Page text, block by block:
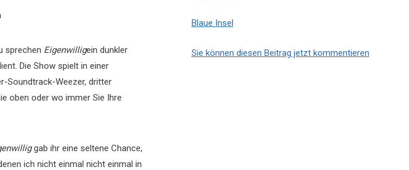
sprechen Eigenwilligein dunkler
Die Show spielt in einer
Soundtrack-Weezer, dritter
oben oder wo immer Sie Ihre
gab ihr eine seltene Chance,
ich nicht einmal nicht einmal in
Blaue Insel
Sie können diesen Beitrag jetzt kommentieren